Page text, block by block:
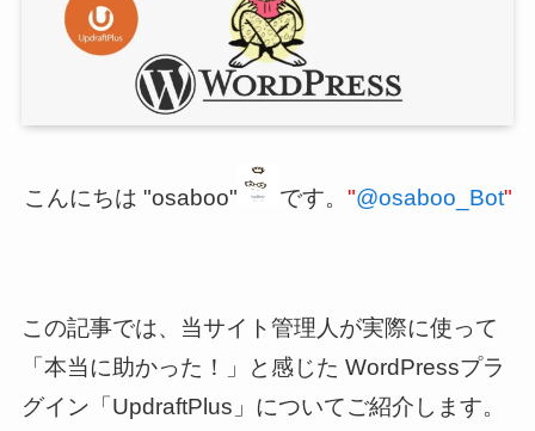
こんにちは "osaboo" です。 "@osaboo_Bot"
この記事では、当サイト管理人が実際に使って
「本当に助かった！」と感じた WordPressプラ
グイン「UpdraftPlus」についてご紹介します。